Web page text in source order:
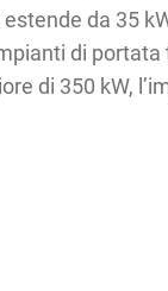
da 35
di
di 350 kW,